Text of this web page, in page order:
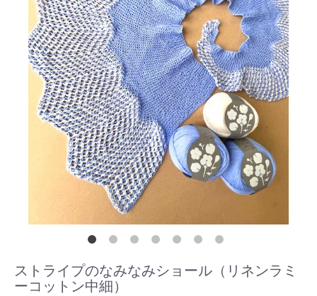
ストライプのなみなみショール（リネンラミ
ーコットン中細）